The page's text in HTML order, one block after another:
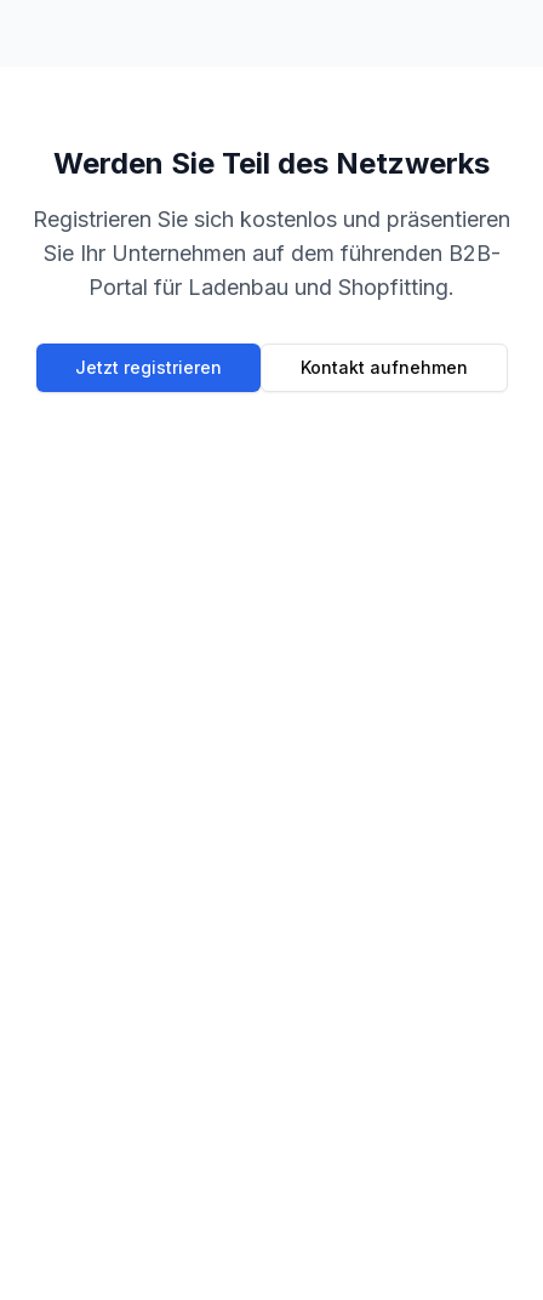
Werden Sie Teil des Netzwerks
Registrieren Sie sich kostenlos und präsentieren
Sie Ihr Unternehmen auf dem führenden B2B-
Portal für Ladenbau und Shopfitting.
Jetzt registrieren Kontakt aufnehmen